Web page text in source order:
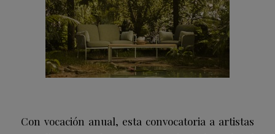
Con vocación anual, esta convocatoria a artistas